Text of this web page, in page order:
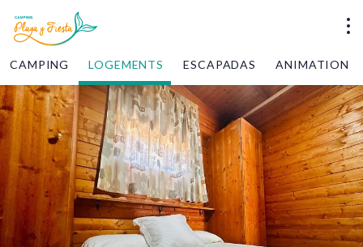
CAMPING LOGEMENTS ESCAPADAS ANIMATION